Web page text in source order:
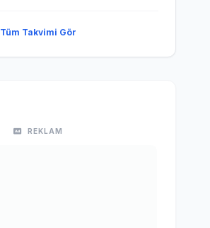
Tüm Takvimi Gör
REKLAM